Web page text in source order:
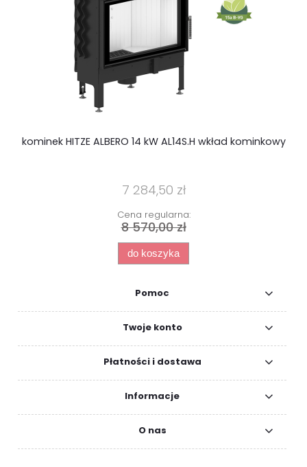
kominek HITZE ALBERO 14 kW AL14S.H wkład kominkowy
7 284,50 zł
Cena regularna:
8 570,00 zł
do koszyka
Pomoc
Twoje konto
Płatności i dostawa
Informacje
O nas